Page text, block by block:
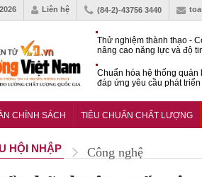
Liên hệ (84-2)-43756 3440
Thử nghiệm thành thạo -
nâng cao năng lực và độ
Chuẩn hóa hệ thống quản
đáp ứng yêu cầu phát triển
thuật Trung tâm sát hạch
CHÍNH SÁCH TIÊU CHUẨN CHẤT LƯỢNG
HỘI NHẬP Công nghệ